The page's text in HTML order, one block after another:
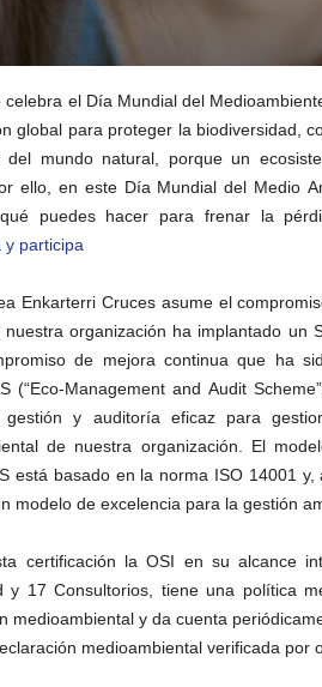
celebra el Día Mundial del
global para proteger la biodiversidad,
del mundo natural, porque un
ello, en este Día Mundial del Medio
puedes hacer para frenar la
y participa
Enkarterri Cruces asume el
organización ha implantado un
de mejora continua que ha
(“Eco-Management and Audit
y auditoría eficaz para
de nuestra organización. El
está basado en la norma ISO 14001
modelo de excelencia para la gestión
certificación la OSI en su alcance
y 17 Consultorios, tiene una política
medioambiental y da cuenta
medioambiental verificada por